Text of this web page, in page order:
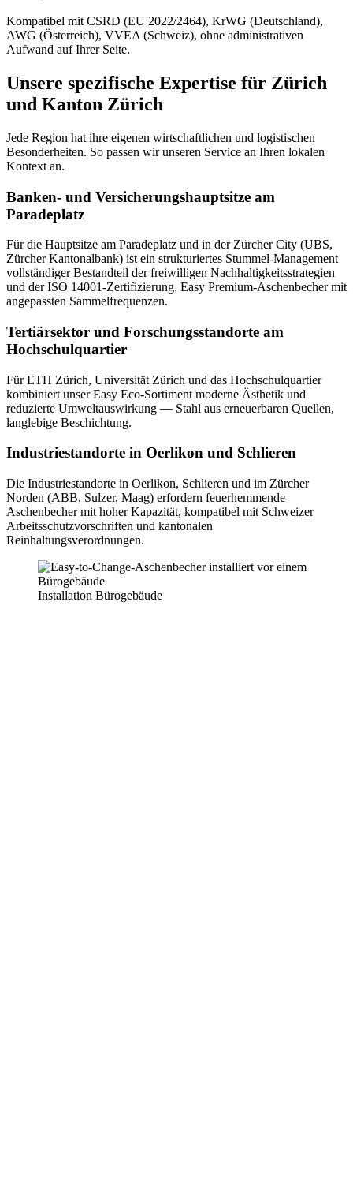
Kompatibel mit CSRD (EU 2022/2464), KrWG (Deutschland),
AWG (Österreich), VVEA (Schweiz), ohne administrativen
Aufwand auf Ihrer Seite.
Unsere spezifische Expertise für Zürich
und Kanton Zürich
Jede Region hat ihre eigenen wirtschaftlichen und logistischen
Besonderheiten. So passen wir unseren Service an Ihren lokalen
Kontext an.
Banken- und Versicherungshauptsitze am
Paradeplatz
Für die Hauptsitze am Paradeplatz und in der Zürcher City (UBS,
Zürcher Kantonalbank) ist ein strukturiertes Stummel-Management
vollständiger Bestandteil der freiwilligen Nachhaltigkeitsstrategien
und der ISO 14001-Zertifizierung. Easy Premium-Aschenbecher mit
angepassten Sammelfrequenzen.
Tertiärsektor und Forschungsstandorte am
Hochschulquartier
Für ETH Zürich, Universität Zürich und das Hochschulquartier
kombiniert unser Easy Eco-Sortiment moderne Ästhetik und
reduzierte Umweltauswirkung — Stahl aus erneuerbaren Quellen,
langlebige Beschichtung.
Industriestandorte in Oerlikon und Schlieren
Die Industriestandorte in Oerlikon, Schlieren und im Zürcher
Norden (ABB, Sulzer, Maag) erfordern feuerhemmende
Aschenbecher mit hoher Kapazität, kompatibel mit Schweizer
Arbeitsschutzvorschriften und kantonalen
Reinhaltungsverordnungen.
Installation Bürogebäude